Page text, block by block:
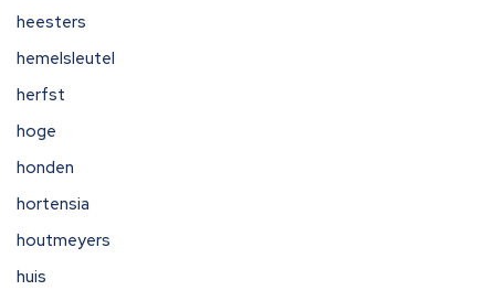
heesters
hemelsleutel
herfst
hoge
honden
hortensia
houtmeyers
huis